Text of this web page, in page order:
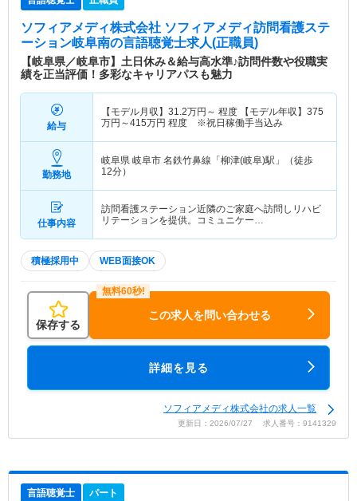
ソフィアメディ株式会社 ソフィアメディ訪問看護ステ
ーション岐阜南の言語聴覚士求人(正職員)
【岐阜県／岐阜市】土日休み＆給与高水準♪訪問件数や役職実
績を正当評価！多彩なキャリアパスも魅力
給与
【モデル月収】 31.2万円～ 程度 【モデル年収】 375
万円～415万円 程度 ※祝日稼働手当込み
勤務地
岐阜県 岐阜市 名鉄竹鼻線「柳津(岐阜)駅」（徒歩
12分）
仕事内容
訪問看護ステーション近隣のご家庭へ訪問しリハビ
リテーションを提供。コミュニケー…
積極採用中 WEB面接OK
保存する
この求人を問い合わせる
詳細を見る
ソフィアメディ株式会社の求人一覧
更新日：2026/07/27 求人番号：9141329
言語聴覚士 パート